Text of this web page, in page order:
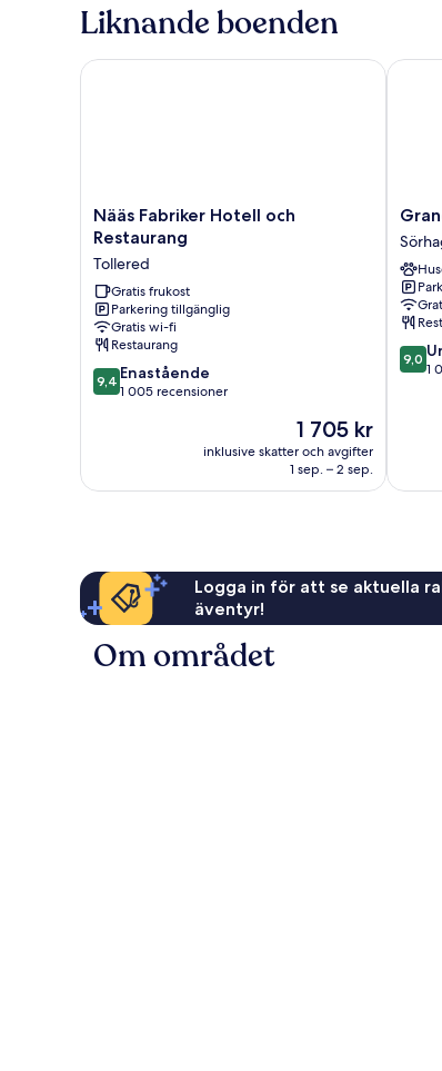
Liknande boenden
Nääs
Fabriker
och
Restaurang
Tollered
Nääs Fabriker Hotell och
Restaurang
Tollered
Gratis frukost
Parkering tillgänglig
Gratis wi-fi
Restaurang
9.4
av
1 005 recensioner
9,4 Enastående
1 005 recensioner
Priset
är
1 705 kr
1 705 kr
inklusive skatter och avgifter
1 sep. – 2 sep.
Nääs Fabriker Hotell och Restaurang
Grand
Hotel
9.0
av
9,0
1
Grand
Logga in för att se aktuella
äventyr!
Om området